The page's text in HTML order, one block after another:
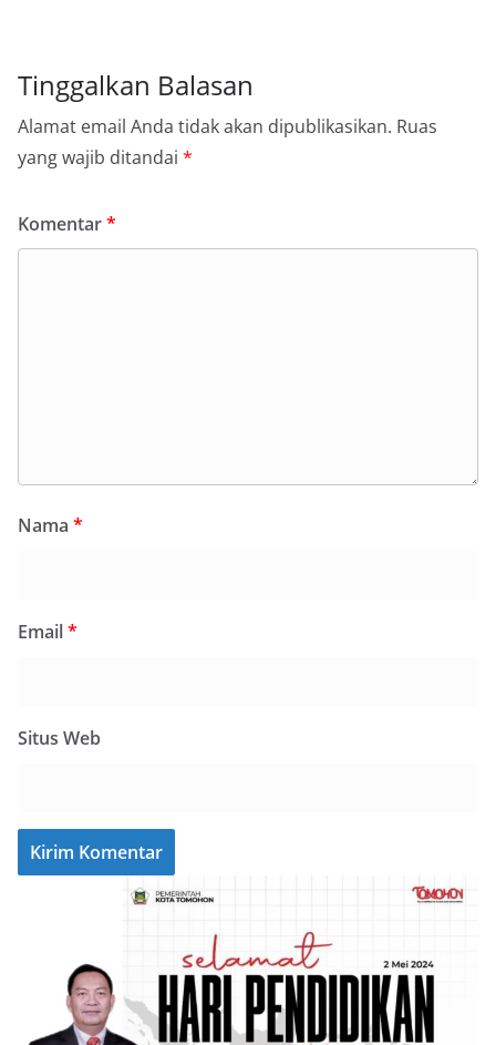
Tinggalkan Balasan
Alamat email Anda tidak akan dipublikasikan. Ruas
yang wajib ditandai *
Komentar*
Nama *
Email*
Situs Web